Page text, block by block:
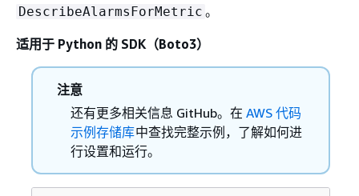
DescribeAlarmsForMetric 。
适用于 Python 的 SDK（Boto3）
注意
还有更多相关信息 GitHub。在 AWS 代码
示例存储库中查找完整示例，了解如何进
行设置和运行。